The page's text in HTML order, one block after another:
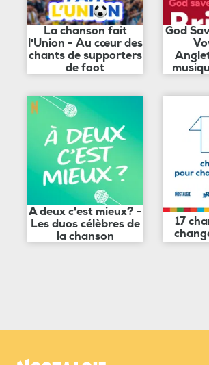
La chanson fait
l'Union - Au cœur des
chants de supporters
de foot
God
A deux c'est mieux? -
Les duos célèbres de
la chanson
17